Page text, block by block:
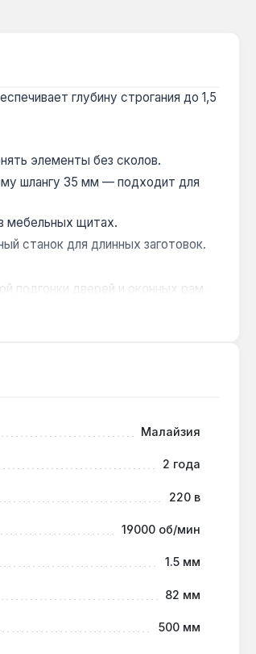
глубину строгания до 1,5
элементы без сколов.
шлангу 35 мм — подходит для
мебельных щитах.
станок для длинных заготовок.
подгонки дверей и оконных рам.
рекомендуется делать
Малайзия
2 года
220 в
19000 об/мин
1.5 мм
82 мм
500 мм